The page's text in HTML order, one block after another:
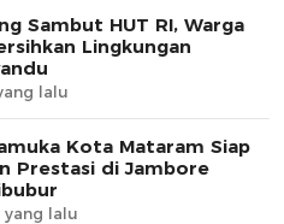
Sambut HUT RI, Warga
Lingkungan
lalu
Kota Mataram Siap
Prestasi di Jambore
yang lalu